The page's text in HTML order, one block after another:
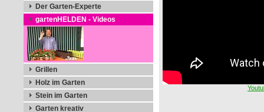
Der Garten-Experte
gartenHELDEN - Videos
Grillen
Holz im Garten
Stein im Garten
Garten kreativ